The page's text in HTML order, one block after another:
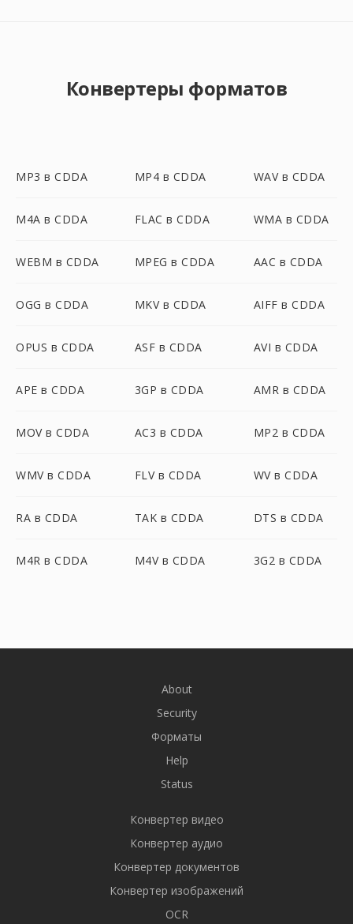
Конвертеры форматов
MP3 в CDDA MP4 в CDDA WAV в CDDA
M4A в CDDA FLAC в CDDA WMA в CDDA
WEBM в CDDA MPEG в CDDA AAC в CDDA
OGG в CDDA MKV в CDDA AIFF в CDDA
OPUS в CDDA ASF в CDDA AVI в CDDA
APE в CDDA 3GP в CDDA AMR в CDDA
MOV в CDDA AC3 в CDDA MP2 в CDDA
WMV в CDDA FLV в CDDA WV в CDDA
RA в CDDA TAK в CDDA DTS в CDDA
M4R в CDDA M4V в CDDA 3G2 в CDDA
About
Security
Форматы
Help
Status
Конвертер видео
Конвертер аудио
Конвертер документов
Конвертер изображений
OCR